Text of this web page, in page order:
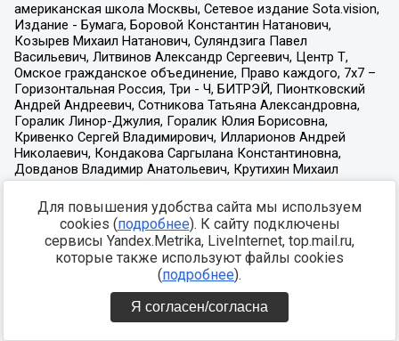
Для повышения удобства сайта мы используем
cookies (подробнее). К сайту подключены
сервисы Yandex.Metrika, LiveInternet, top.mail.ru,
которые также используют файлы cookies
(подробнее).
Я согласен/согласна